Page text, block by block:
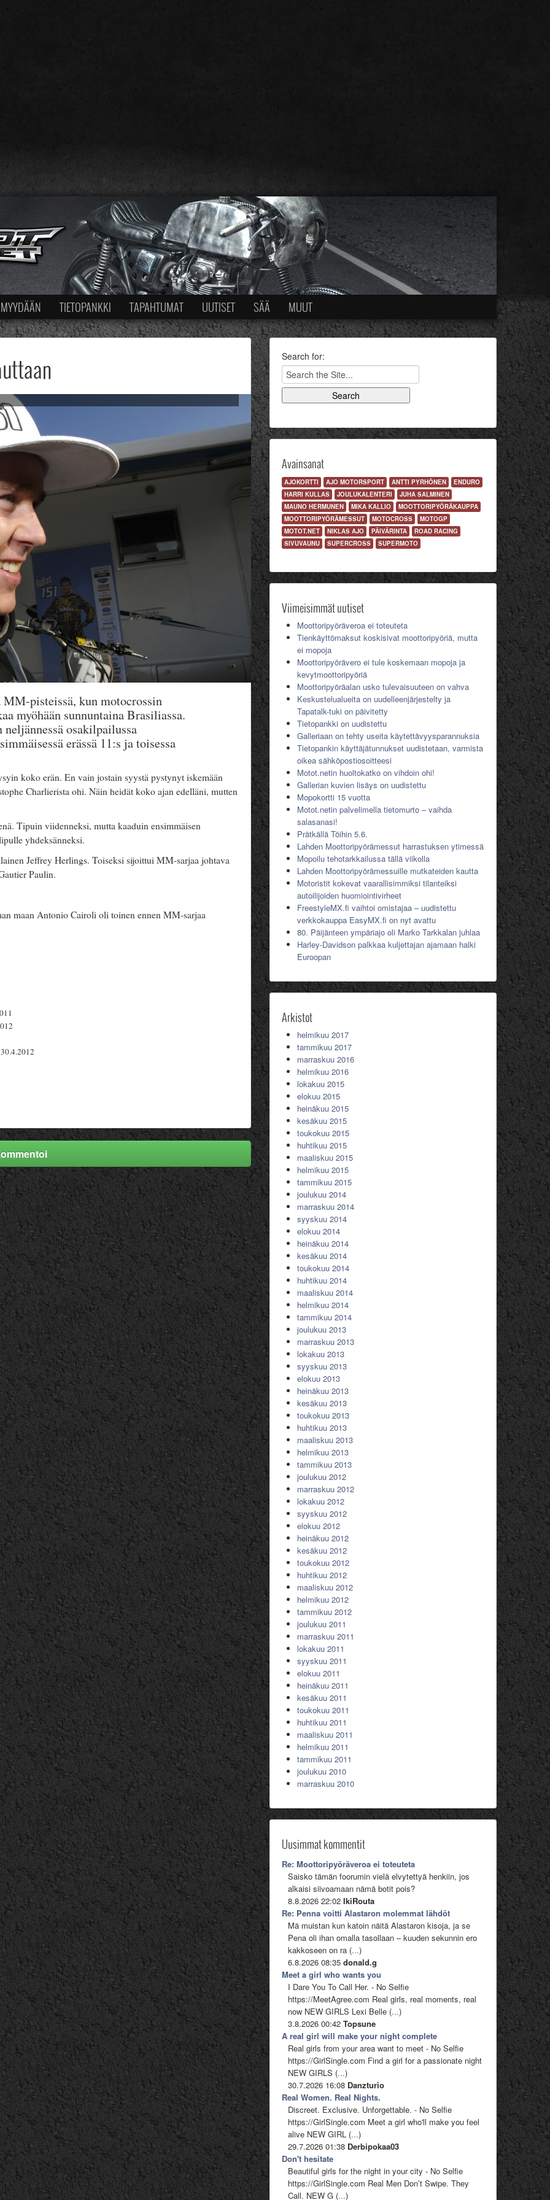
MYYDÄÄN TIETOPANKKI TAPAHTUMAT UUTISET SÄÄ MUUT
pisteissä, kun motocrossin
myöhään sunnuntaina Brasiliassa.
osakilpailussa
erässä 11:s ja toisessa
koko erän. En vain jostain syystä pystynyt iskemään
Charlierista ohi. Näin heidät koko ajan edelläni, mutten
Tipuin viidenneksi, mutta kaaduin ensimmäisen
yhdeksänneksi.
Jeffrey Herlings. Toiseksi sijoittui MM-sarjaa johtava
Paulin.
maan Antonio Cairoli oli toinen ennen MM-sarjaa
30.4.2012
Search for:
Avainsanat
AJOKORTTI AJO MOTORSPORT ANTTI PYRHÖNEN
ENDURO
HARRI KULLAS
JOULUKALENTERI
JUHA SALMINEN
MAUNO HERMUNEN
MIKA KALLIO
MOOTTORIPYÖRÄKAUPPA
MOOTTORIPYÖRÄMESSUT
MOTOCROSS
MOTOGP
MOTOT.NET
NIKLAS AJO PÄIVÄRINTA
ROAD RACING
SIVUVAUNU
SUPERCROSS SUPERMOTO
Viimeisimmät uutiset
Moottoripyöräveroa ei toteuteta
Tienkäyttömaksut koskisivat moottoripyöriä, mutta
ei mopoja
Moottoripyörävero ei tule koskemaan mopoja ja
kevytmoottoripyöriä
Moottoripyöräalan usko tulevaisuuteen on vahva
Keskustelualueita on uudelleenjärjestelty ja
Tapatalk-tuki on päivitetty
Tietopankki on uudistettu
Galleriaan on tehty useita käytettävyysparannuksia
Tietopankin käyttäjätunnukset uudistetaan, varmista
oikea sähköpostiosoitteesi
Motot.netin huoltokatko on vihdoin ohi!
Gallerian kuvien lisäys on uudistettu
Mopokortti 15 vuotta
Motot.netin palvelimella tietomurto – vaihda
salasanasi!
Prätkällä Töihin 5.6.
Lahden Moottoripyörämessut harrastuksen ytimessä
Mopoilu tehotarkkailussa tällä viikolla
Lahden Moottoripyörämessuille mutkateiden kautta
Motoristit kokevat vaarallisimmiksi tilanteiksi
autoilijoiden huomiointivirheet
FreestyleMX.fi vaihtoi omistajaa – uudistettu
verkkokauppa EasyMX.fi on nyt avattu
80. Päijänteen ympäriajo oli Marko Tarkkalan juhlaa
Harley-Davidson palkkaa kuljettajan ajamaan halki
Euroopan
Arkistot
helmikuu 2017
tammikuu 2017
marraskuu 2016
helmikuu 2016
lokakuu 2015
elokuu 2015
heinäkuu 2015
kesäkuu 2015
toukokuu 2015
huhtikuu 2015
maaliskuu 2015
helmikuu 2015
tammikuu 2015
joulukuu 2014
marraskuu 2014
syyskuu 2014
elokuu 2014
heinäkuu 2014
kesäkuu 2014
toukokuu 2014
huhtikuu 2014
maaliskuu 2014
helmikuu 2014
tammikuu 2014
joulukuu 2013
marraskuu 2013
lokakuu 2013
syyskuu 2013
elokuu 2013
heinäkuu 2013
kesäkuu 2013
toukokuu 2013
huhtikuu 2013
maaliskuu 2013
helmikuu 2013
tammikuu 2013
joulukuu 2012
marraskuu 2012
lokakuu 2012
syyskuu 2012
elokuu 2012
heinäkuu 2012
kesäkuu 2012
toukokuu 2012
huhtikuu 2012
maaliskuu 2012
helmikuu 2012
tammikuu 2012
joulukuu 2011
marraskuu 2011
lokakuu 2011
syyskuu 2011
elokuu 2011
heinäkuu 2011
kesäkuu 2011
toukokuu 2011
huhtikuu 2011
maaliskuu 2011
helmikuu 2011
tammikuu 2011
joulukuu 2010
marraskuu 2010
Uusimmat kommentit
Re: Moottoripyöräveroa ei toteuteta
Saisko tämän foorumin vielä elvytettyä henkiin, jos
alkaisi siivoamaan nämä botit pois?
8.8.2026 22:02 IkiRouta
Re: Penna voitti Alastaron molemmat lähdöt
Mä muistan kun katoin näitä Alastaron kisoja, ja se
Pena oli ihan omalla tasollaan – kuuden sekunnin ero
kakkoseen on ra (...)
6.8.2026 08:35 donald.g
Meet a girl who wants you
I Dare You To Call Her. - No Selfie
https://MeetAgree.com Real girls, real moments, real
now NEW GIRLS Lexi Belle (...)
3.8.2026 00:42 Topsune
A real girl will make your night complete
Real girls from your area want to meet - No Selfie
https://GirlSingle.com Find a girl for a passionate night
NEW GIRLS (...)
30.7.2026 16:08 Danzturio
Real Women. Real Nights.
Discreet. Exclusive. Unforgettable. - No Selfie
https://GirlSingle.com Meet a girl who'll make you feel
alive NEW GIRL (...)
29.7.2026 01:38 Derbipokaa03
Don't hesitate
Beautiful girls for the night in your city - No Selfie
https://GirlSingle.com Real Men Don’t Swipe. They
Call. NEW G (...)